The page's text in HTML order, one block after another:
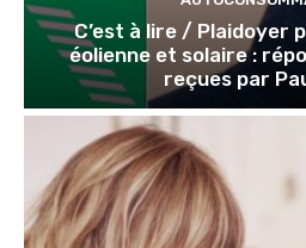
C’est à lire / Plaidoyer
éolienne et solaire :
reçues par